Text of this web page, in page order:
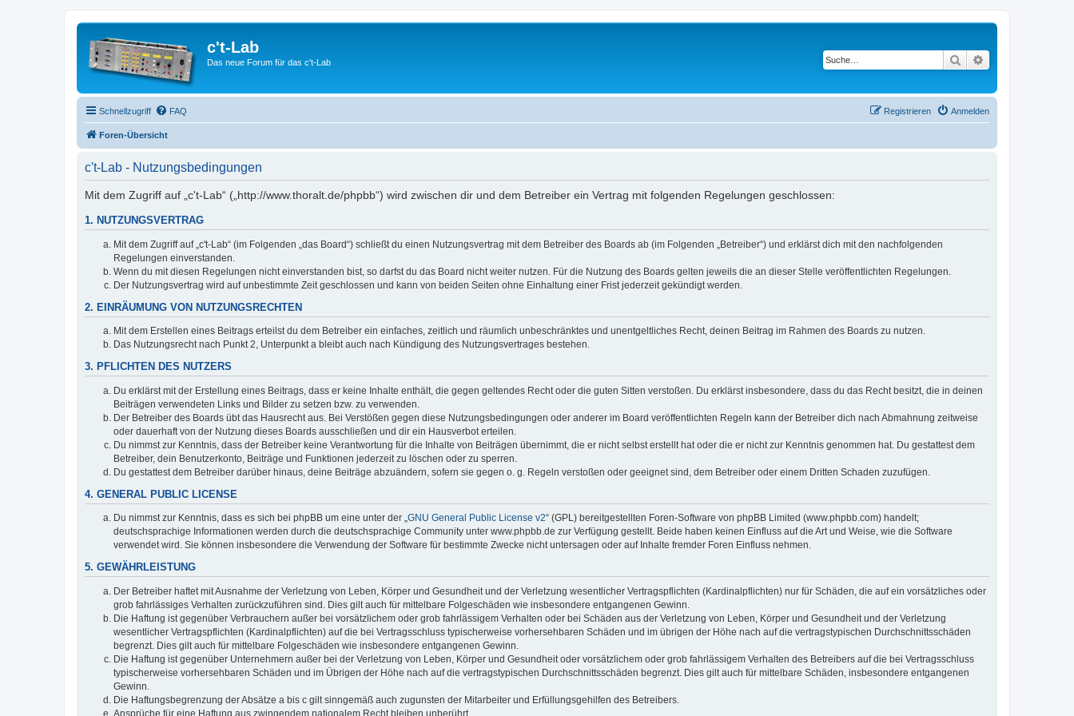
c't-Lab
Das neue Forum für das c't-Lab Suche
Schnellzugriff FAQ Anmelden
Registrieren
Foren-Übersicht
c't-Lab - Nutzungsbedingungen
Mit dem Zugriff auf „c't-Lab“ („http://www.thoralt.de/phpbb“) wird zwischen dir und dem Betreiber ein Vertrag mit folgenden Regelungen geschlossen:
1. NUTZUNGSVERTRAG
Mit dem Zugriff auf „c't-Lab“ (im Folgenden „das Board“) schließt du einen Nutzungsvertrag mit dem Betreiber des Boards ab (im Folgenden „Betreiber“) und erklärst dich mit den nachfolgenden
Regelungen einverstanden.
Wenn du mit diesen Regelungen nicht einverstanden bist, so darfst du das Board nicht weiter nutzen. Für die Nutzung des Boards gelten jeweils die an dieser Stelle veröffentlichten Regelungen.
Der Nutzungsvertrag wird auf unbestimmte Zeit geschlossen und kann von beiden Seiten ohne Einhaltung einer Frist jederzeit gekündigt werden.
2. EINRÄUMUNG VON NUTZUNGSRECHTEN
Mit dem Erstellen eines Beitrags erteilst du dem Betreiber ein einfaches, zeitlich und räumlich unbeschränktes und unentgeltliches Recht, deinen Beitrag im Rahmen des Boards zu nutzen.
Das Nutzungsrecht nach Punkt 2, Unterpunkt a bleibt auch nach Kündigung des Nutzungsvertrages bestehen.
3. PFLICHTEN DES NUTZERS
Du erklärst mit der Erstellung eines Beitrags, dass er keine Inhalte enthält, die gegen geltendes Recht oder die guten Sitten verstoßen. Du erklärst insbesondere, dass du das Recht besitzt, die in deinen
Beiträgen verwendeten Links und Bilder zu setzen bzw. zu verwenden.
Der Betreiber des Boards übt das Hausrecht aus. Bei Verstößen gegen diese Nutzungsbedingungen oder anderer im Board veröffentlichten Regeln kann der Betreiber dich nach Abmahnung zeitweise
oder dauerhaft von der Nutzung dieses Boards ausschließen und dir ein Hausverbot erteilen.
Du nimmst zur Kenntnis, dass der Betreiber keine Verantwortung für die Inhalte von Beiträgen übernimmt, die er nicht selbst erstellt hat oder die er nicht zur Kenntnis genommen hat. Du gestattest dem
Betreiber, dein Benutzerkonto, Beiträge und Funktionen jederzeit zu löschen oder zu sperren.
Du gestattest dem Betreiber darüber hinaus, deine Beiträge abzuändern, sofern sie gegen o. g. Regeln verstoßen oder geeignet sind, dem Betreiber oder einem Dritten Schaden zuzufügen.
4. GENERAL PUBLIC LICENSE
Du nimmst zur Kenntnis, dass es sich bei phpBB um eine unter der „GNU General Public License v2“ (GPL) bereitgestellten Foren-Software von phpBB Limited (www.phpbb.com) handelt;
deutschsprachige Informationen werden durch die deutschsprachige Community unter www.phpbb.de zur Verfügung gestellt. Beide haben keinen Einfluss auf die Art und Weise, wie die Software
verwendet wird. Sie können insbesondere die Verwendung der Software für bestimmte Zwecke nicht untersagen oder auf Inhalte fremder Foren Einfluss nehmen.
5. GEWÄHRLEISTUNG
Der Betreiber haftet mit Ausnahme der Verletzung von Leben, Körper und Gesundheit und der Verletzung wesentlicher Vertragspflichten (Kardinalpflichten) nur für Schäden, die auf ein vorsätzliches oder
grob fahrlässiges Verhalten zurückzuführen sind. Dies gilt auch für mittelbare Folgeschäden wie insbesondere entgangenen Gewinn.
Die Haftung ist gegenüber Verbrauchern außer bei vorsätzlichem oder grob fahrlässigem Verhalten oder bei Schäden aus der Verletzung von Leben, Körper und Gesundheit und der Verletzung
wesentlicher Vertragspflichten (Kardinalpflichten) auf die bei Vertragsschluss typischerweise vorhersehbaren Schäden und im übrigen der Höhe nach auf die vertragstypischen Durchschnittsschäden
begrenzt. Dies gilt auch für mittelbare Folgeschäden wie insbesondere entgangenen Gewinn.
Die Haftung ist gegenüber Unternehmern außer bei der Verletzung von Leben, Körper und Gesundheit oder vorsätzlichem oder grob fahrlässigem Verhalten des Betreibers auf die bei Vertragsschluss
typischerweise vorhersehbaren Schäden und im Übrigen der Höhe nach auf die vertragstypischen Durchschnittsschäden begrenzt. Dies gilt auch für mittelbare Schäden, insbesondere entgangenen
Gewinn.
Die Haftungsbegrenzung der Absätze a bis c gilt sinngemäß auch zugunsten der Mitarbeiter und Erfüllungsgehilfen des Betreibers.
Ansprüche für eine Haftung aus zwingendem nationalem Recht bleiben unberührt.